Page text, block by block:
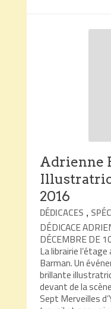
Adrienne
2016
DÉDICACES ,
DÉDICACE
DÉCEMBRE DE
La librairie l’étage
Barman. Un
brillante
devant de la
Sept Merveilles